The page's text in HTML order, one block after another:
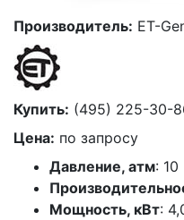
Производитель: ET-
Купить: (495) 225-30-
Цена: по запросу
Давление, атм: 10
Мощность, кВт: